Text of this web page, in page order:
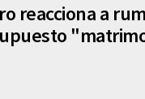
reacciona a